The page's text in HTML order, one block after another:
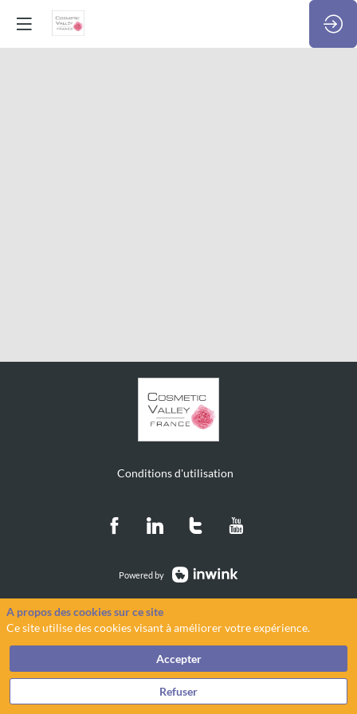
Conditions d'utilisation
Powered by
A propos des cookies sur ce site
Ce site utilise des cookies visant à améliorer votre expérience.
Accepter
Refuser